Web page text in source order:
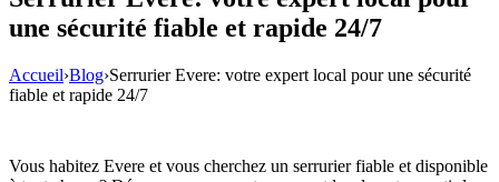
une sécurité fiable et rapide 24/7
Accueil›Blog›Serrurier Evere: votre expert local pour une sécurité
fiable et rapide 24/7
Vous habitez Evere et vous cherchez un serrurier fiable et disponible